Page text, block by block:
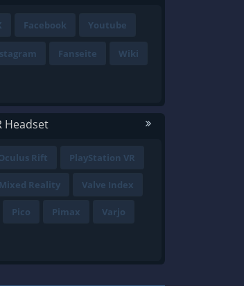
Facebook Youtube
Fanseite Wiki
Headset
Rift PlayStation VR
Mixed Reality Valve Index
Pico Pimax Varjo